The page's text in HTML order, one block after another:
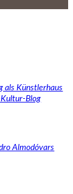
als Künstlerhaus
Blog
Almodóvars